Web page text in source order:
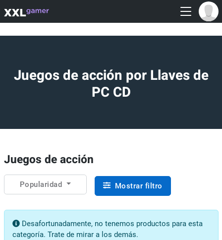
Juegos de acción por Llaves de
PC CD
Juegos de acción
Popularidad Mostrar filtro
Desafortunadamente, no tenemos productos para esta
categoría. Trate de mirar a los demás.